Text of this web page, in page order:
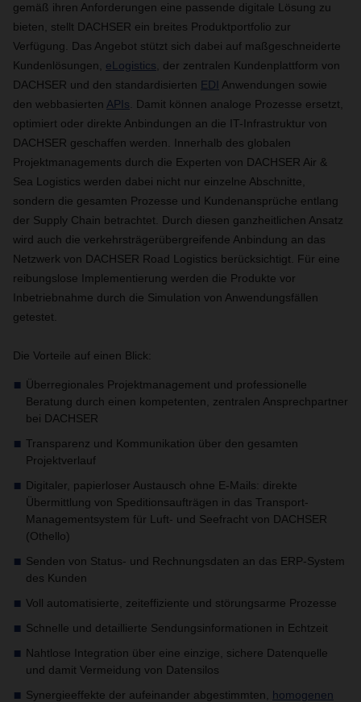
gemäß ihren Anforderungen eine passende digitale Lösung zu
bieten, stellt DACHSER ein breites Produktportfolio zur
Verfügung. Das Angebot stützt sich dabei auf maßgeschneiderte
Kundenlösungen, eLogistics , der zentralen Kundenplattform von
DACHSER und den standardisierten EDI Anwendungen sowie
den webbasierten APIs . Damit können analoge Prozesse ersetzt,
optimiert oder direkte Anbindungen an die IT-Infrastruktur von
DACHSER geschaffen werden. Innerhalb des globalen
Projektmanagements durch die Experten von DACHSER Air &
Sea Logistics werden dabei nicht nur einzelne Abschnitte,
sondern die gesamten Prozesse und Kundenansprüche entlang
der Supply Chain betrachtet. Durch diesen ganzheitlichen Ansatz
wird auch die verkehrsträgerübergreifende Anbindung an das
Netzwerk von DACHSER Road Logistics berücksichtigt. Für eine
reibungslose Implementierung werden die Produkte vor
Inbetriebnahme durch die Simulation von Anwendungsfällen
getestet.
Die Vorteile auf einen Blick:
Überregionales Projektmanagement und professionelle
Beratung durch einen kompetenten, zentralen Ansprechpartner
bei DACHSER
Transparenz und Kommunikation über den gesamten
Projektverlauf
Digitaler, papierloser Austausch ohne E-Mails: direkte
Übermittlung von Speditionsaufträgen in das Transport-
Managementsystem für Luft- und Seefracht von DACHSER
(Othello)
Senden von Status- und Rechnungsdaten an das ERP-System
des Kunden
Voll automatisierte, zeiteffiziente und störungsarme Prozesse
Schnelle und detaillierte Sendungsinformationen in Echtzeit
Nahtlose Integration über eine einzige, sichere Datenquelle
und damit Vermeidung von Datensilos
Synergieeffekte der aufeinander abgestimmten, homogenen